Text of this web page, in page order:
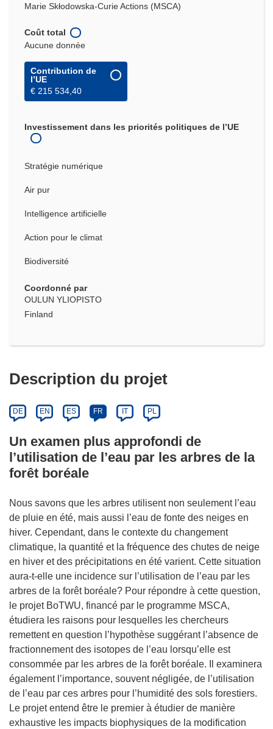
Marie Skłodowska-Curie Actions (MSCA)
Coût total
Aucune donnée
Contribution de
l’UE
€ 215 534,40
Investissement dans les priorités politiques de l’UE
Stratégie numérique
Air pur
Intelligence artificielle
Action pour le climat
Biodiversité
Coordonné par
OULUN YLIOPISTO
Finland
Description du projet
DE EN ES FR IT PL
Un examen plus approfondi de
l’utilisation de l’eau par les arbres de la
forêt boréale
Nous savons que les arbres utilisent non seulement l’eau
de pluie en été, mais aussi l’eau de fonte des neiges en
hiver. Cependant, dans le contexte du changement
climatique, la quantité et la fréquence des chutes de neige
en hiver et des précipitations en été varient. Cette situation
aura-t-elle une incidence sur l’utilisation de l’eau par les
arbres de la forêt boréale? Pour répondre à cette question,
le projet BoTWU, financé par le programme MSCA,
étudiera les raisons pour lesquelles les chercheurs
remettent en question l’hypothèse suggérant l’absence de
fractionnement des isotopes de l’eau lorsqu’elle est
consommée par les arbres de la forêt boréale. Il examinera
également l’importance, souvent négligée, de l’utilisation
de l’eau par ces arbres pour l’humidité des sols forestiers.
Le projet entend être le premier à étudier de manière
exhaustive les impacts biophysiques de la modification